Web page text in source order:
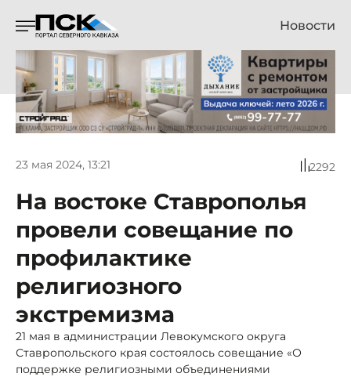
Новости
23 мая 2024, 13:21 2292
На востоке Ставрополья
провели совещание по
профилактике
религиозного
экстремизма
21 мая в администрации Левокумского округа
Ставропольского края состоялось совещание «О
поддержке религиозными объединениями